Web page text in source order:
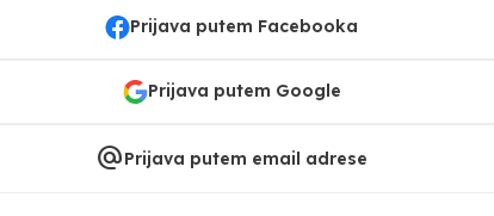
Prijava putem Facebooka
Prijava putem Google
alternate_emailPrijava putem email adrese